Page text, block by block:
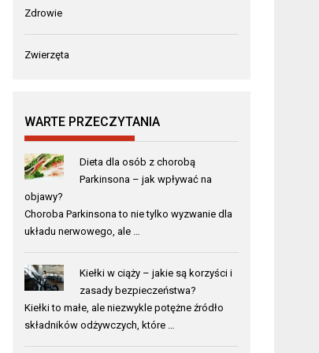
Zdrowie
Zwierzęta
WARTE PRZECZYTANIA
Dieta dla osób z chorobą
Parkinsona – jak wpływać na
objawy?
Choroba Parkinsona to nie tylko wyzwanie dla
układu nerwowego, ale …
Kiełki w ciąży – jakie są korzyści i
zasady bezpieczeństwa?
Kiełki to małe, ale niezwykle potężne źródło
składników odżywczych, które …